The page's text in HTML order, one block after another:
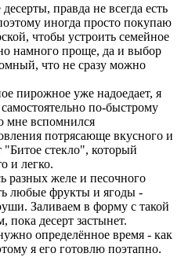
правда не всегда есть
иногда просто покупаю
чтобы устроить семейное
намного проще, да и выбор
что не сразу можно
пирожное уже надоедает, я
по-быстрому
мне вспомнился
потрясающе вкусного и
"Битое стекло", который
и легко.
разных желе и песочного
любые фрукты и ягоды -
Заливаем в форму с такой
десерт застынет.
определённое время - как
я его готовлю поэтапно.